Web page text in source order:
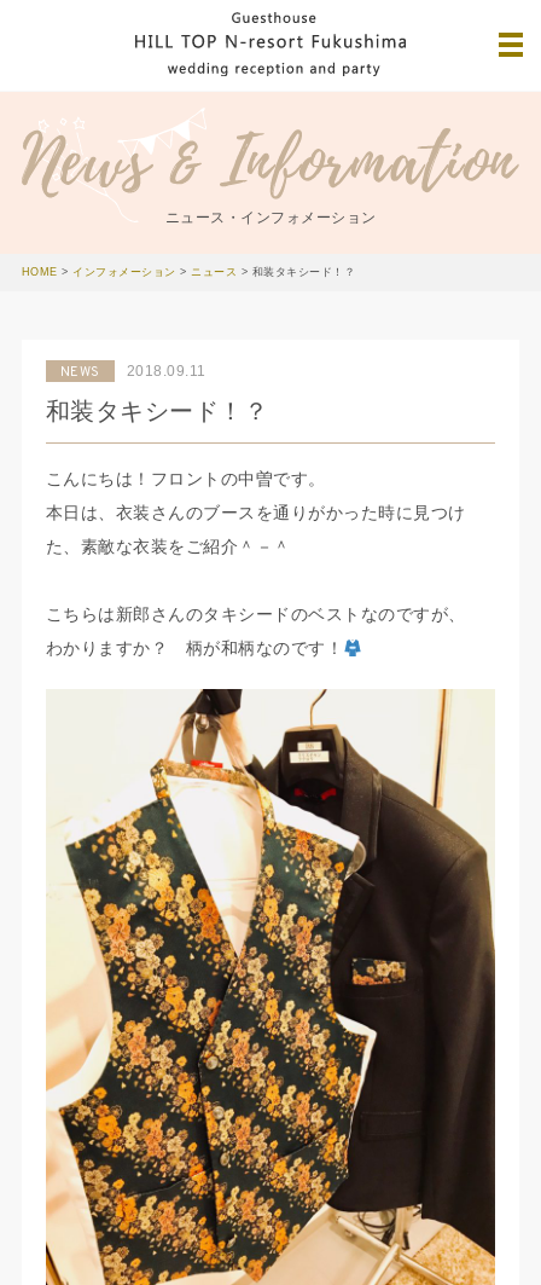
ニュース・インフォメーション
HOME > インフォメーション >ニュース > 和装タキシード！？
NEWS 2018.09.11
和装タキシード！？
こんにちは！フロントの中曽です。
本日は、衣装さんのブースを通りがかった時に見つけ
た、素敵な衣装をご紹介＾－＾
こちらは新郎さんのタキシードのベストなのですが、
わかりますか？ 柄が和柄なのです！